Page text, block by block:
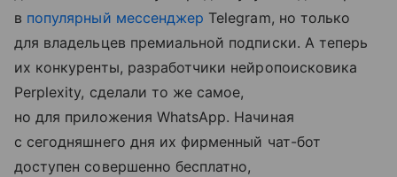
в популярный мессенджер Telegram, но только
для владельцев премиальной подписки. А теперь
их конкуренты, разработчики нейропоисковика
Perplexity, сделали то же самое,
но для приложения WhatsApp. Начиная
с сегодняшнего дня их фирменный чат-бот
доступен совершенно бесплатно,